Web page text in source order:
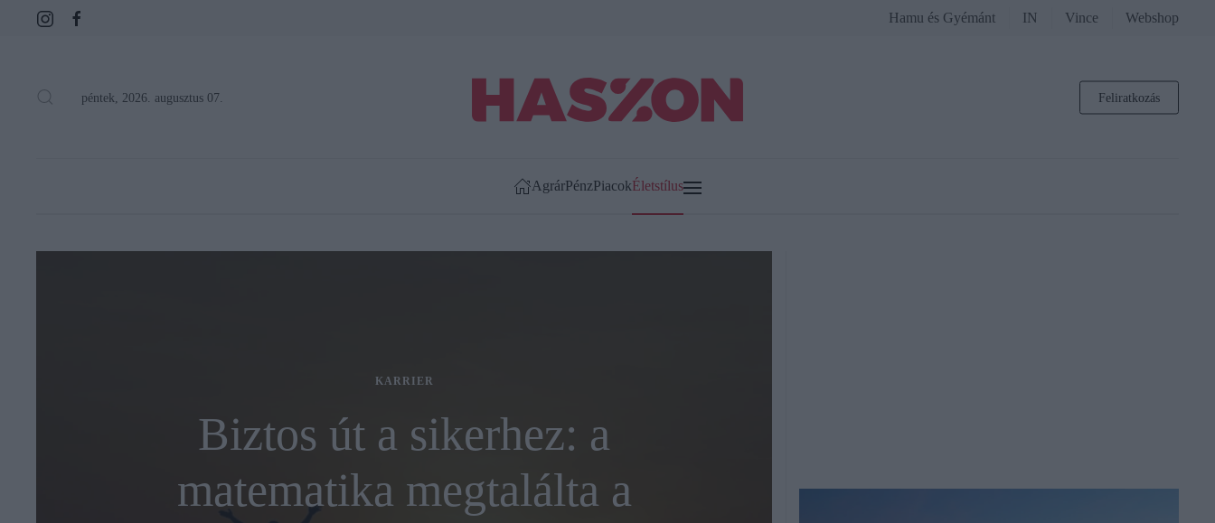
Hamu és Gyémánt IN Vince Webshop
péntek, 2026. augusztus 07. Feliratkozás
AgrárPénzPiacokÉletstílus
KARRIER
Biztos út a sikerhez: a
matematika megtalálta a